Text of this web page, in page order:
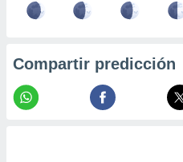
Compartir predicción